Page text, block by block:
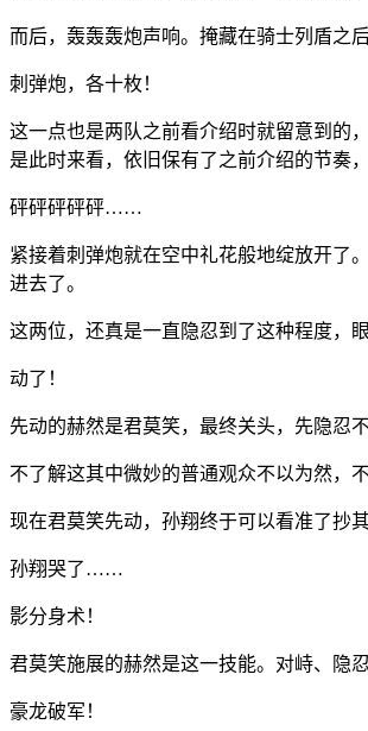
而后，轰轰轰炮声响。掩藏在骑士列盾之
刺弹炮，各十枚！
这一点也是两队之前看介绍时就留意到的
是此时来看，依旧保有了之前介绍的节奏
砰砰砰砰砰……
紧接着刺弹炮就在空中礼花般地绽放开了
进去了。
这两位，还真是一直隐忍到了这种程度，
动了！
先动的赫然是君莫笑，最终关头，先隐忍
不了解这其中微妙的普通观众不以为然，
现在君莫笑先动，孙翔终于可以看准了抄
孙翔哭了……
影分身术！
君莫笑施展的赫然是这一技能。对峙、隐
豪龙破军！